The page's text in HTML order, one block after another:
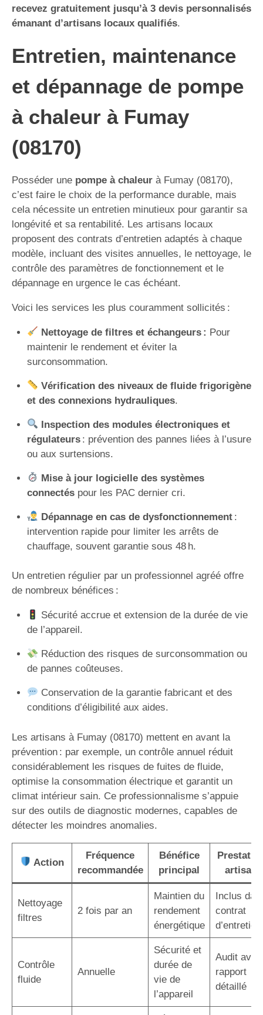
recevez gratuitement jusqu’à 3 devis personnalisés
émanant d’artisans locaux qualifiés.
Entretien, maintenance
et dépannage de pompe
à chaleur à Fumay
(08170)
Posséder une pompe à chaleur à Fumay (08170),
c’est faire le choix de la performance durable, mais
cela nécessite un entretien minutieux pour garantir sa
longévité et sa rentabilité. Les artisans locaux
proposent des contrats d’entretien adaptés à chaque
modèle, incluant des visites annuelles, le nettoyage, le
contrôle des paramètres de fonctionnement et le
dépannage en urgence le cas échéant.
Voici les services les plus couramment sollicités :
Nettoyage de filtres et échangeurs : Pour
maintenir le rendement et éviter la
surconsommation.
Vérification des niveaux de fluide frigorigène
et des connexions hydrauliques.
Inspection des modules électroniques et
régulateurs: prévention des pannes liées à l’usure
ou aux surtensions.
Mise à jour logicielle des systèmes
connectéspour les PAC dernier cri.
Dépannage en cas de dysfonctionnement:
intervention rapide pour limiter les arrêts de
chauffage, souvent garantie sous 48 h.
Un entretien régulier par un professionnel agréé offre
de nombreux bénéfices :
Sécurité accrue et extension de la durée de vie
de l’appareil.
Réduction des risques de surconsommation ou
de pannes coûteuses.
Conservation de la garantie fabricant et des
conditions d’éligibilité aux aides.
Les artisans à Fumay (08170) mettent en avant la
prévention : par exemple, un contrôle annuel réduit
considérablement les risques de fuites de fluide,
optimise la consommation électrique et garantit un
climat intérieur sain. Ce professionnalisme s’appuie
sur des outils de diagnostic modernes, capables de
détecter les moindres anomalies.
Action
Fréquence
recommandée
Bénéfice
principal
artisan
Nettoyage
filtres
2 fois par an
Maintien du
rendement
énergétique
Inclus
contrat
d’entretien
Contrôle
fluide
Annuelle
Sécurité et
durée de
vie de
l’appareil
Audit avec
rapport
détaillé